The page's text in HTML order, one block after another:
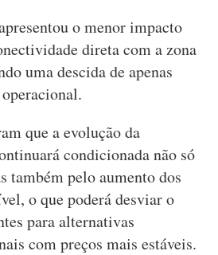
o menor impacto
direta com a zona
uma descida de apenas
que a evolução da
condicionada não só
também pelo aumento dos
o que poderá desviar o
para alternativas
com preços mais estáveis.